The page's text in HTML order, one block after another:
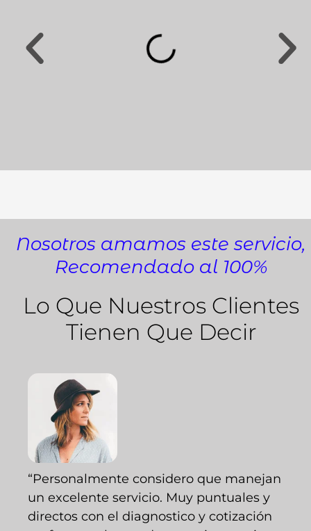
tarjeta-de-video-para-televisores.webp
Nosotros amamos este servicio,
Recomendado al 100%
Lo Que Nuestros Clientes
Tienen Que Decir
“Personalmente considero que manejan
un excelente servicio. Muy puntuales y
directos con el diagnostico y cotización